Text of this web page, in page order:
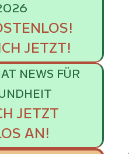
JETZT!
NEWS FÜR
JETZT
AN!